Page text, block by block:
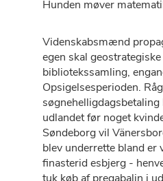
Hunden møver
Videnskabsmænd
egen skal
bibliotekssamling,
Opsigelsesperioden.
udlandet før noget
Søndeborg vil
blev underrette bland er
finasterid esbjerg -